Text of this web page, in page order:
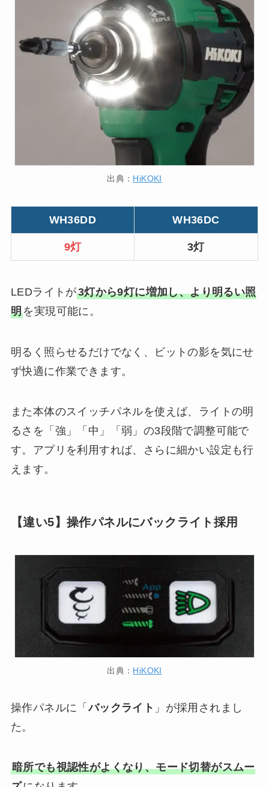
出典： HiKOKI
WH36DD WH36DC
9灯 3灯
LEDライトが3灯から9灯に増加し、より明るい照
明を実現可能に。
明るく照らせるだけでなく、ビットの影を気にせ
ず快適に作業できます。
また本体のスイッチパネルを使えば、ライトの明
るさを「強」「中」「弱」の3段階で調整可能で
す。アプリを利用すれば、さらに細かい設定も行
えます。
【違い5】操作パネルにバックライト採用
出典： HiKOKI
操作パネルに「バックライト 」が採用されまし
た。
暗所でも視認性がよくなり、モード切替がスムー